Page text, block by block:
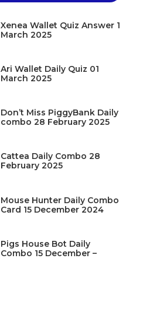
Xenea Wallet Quiz Answer 1
March 2025
Ari Wallet Daily Quiz 01
March 2025
Don’t Miss PiggyBank Daily
combo 28 February 2025
Cattea Daily Combo 28
February 2025
Mouse Hunter Daily Combo
Card 15 December 2024
Pigs House Bot Daily
Combo 15 December –